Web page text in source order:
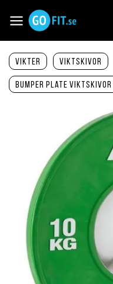
innehållet
Växla
Nav
Vikter Viktskivor
Bumper Plate viktskivor
bildgalleriet